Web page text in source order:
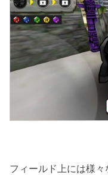
フィールド上には様